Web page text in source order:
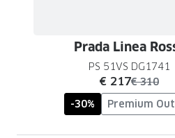
Prada Linea
PS 51VS DG1741
nu:
€ 217was:
€ 310
-30%
Premium